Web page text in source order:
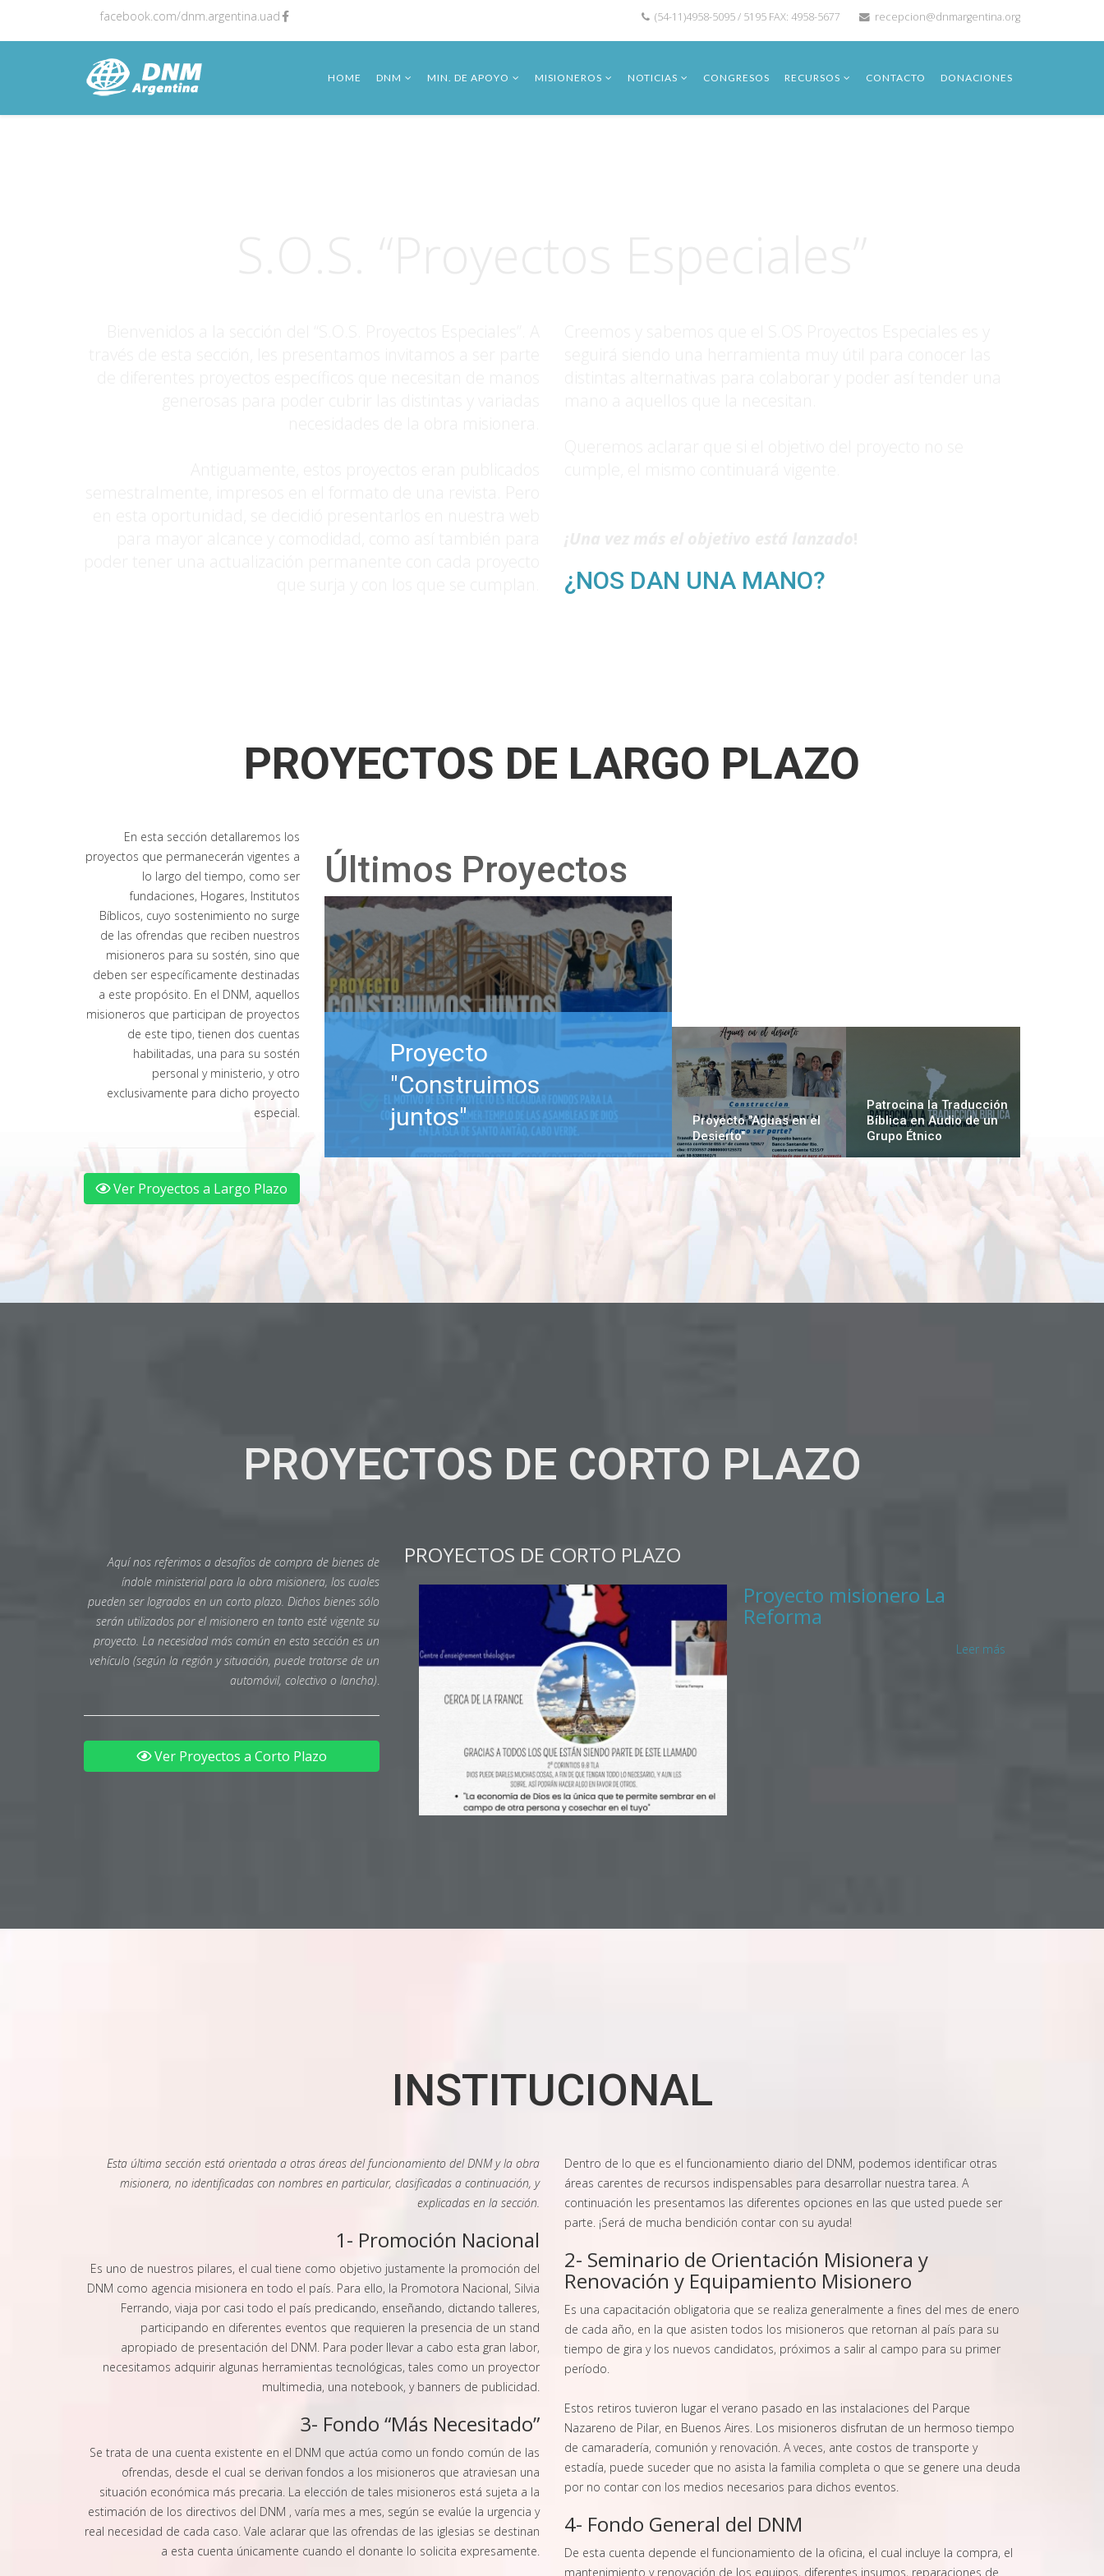
facebook.com/dnm.argentina.uad (54-11)4958-5095 / 5195 FAX: 4958-5677 recepcion@dnmargentina.org
HOME DNM MIN. DE APOYO MISIONEROS NOTICIAS CONGRESOS RECURSOS CONTACTO DONACIONES
¿NOS DAN UNA MANO?
PROYECTOS DE LARGO PLAZO
En esta sección detallaremos los
proyectos que permanecerán vigentes a
lo largo del tiempo, como ser
fundaciones, Hogares, Institutos
Bíblicos, cuyo sostenimiento no surge
de las ofrendas que reciben nuestros
misioneros para su sostén, sino que
deben ser específicamente destinadas
a este propósito. En el DNM, aquellos
misioneros que participan de proyectos
de este tipo, tienen dos cuentas
habilitadas, una para su sostén
personal y ministerio, y otro
exclusivamente para dicho proyecto
especial.
Ver Proyectos a Largo Plazo
Últimos Proyectos
Proyecto
"Construimos
juntos"
Proyecto "Aguas en el
Desierto"
Patrocina la Traducción
Bíblica en Audio de un
Grupo Étnico
PROYECTOS DE CORTO PLAZO
Aquí nos referimos a desafíos de compra de bienes de
índole ministerial para la obra misionera, los cuales
pueden ser logrados en un corto plazo. Dichos bienes sólo
serán utilizados por el misionero en tanto esté vigente su
proyecto. La necesidad más común en esta sección es un
vehículo (según la región y situación, puede tratarse de un
automóvil, colectivo o lancha).
Ver Proyectos a Corto Plazo
PROYECTOS DE CORTO PLAZO
Proyecto misionero La
Reforma
Leer más
INSTITUCIONAL
Esta última sección está orientada a otras áreas del funcionamiento del DNM y la obra
misionera, no identificadas con nombres en particular, clasificadas a continuación, y
explicadas en la sección.
1- Promoción Nacional
Es uno de nuestros pilares, el cual tiene como objetivo justamente la promoción del
DNM como agencia misionera en todo el país. Para ello, la Promotora Nacional, Silvia
Ferrando, viaja por casi todo el país predicando, enseñando, dictando talleres,
participando en diferentes eventos que requieren la presencia de un stand
apropiado de presentación del DNM. Para poder llevar a cabo esta gran labor,
necesitamos adquirir algunas herramientas tecnológicas, tales como un proyector
multimedia, una notebook, y banners de publicidad.
3- Fondo “Más Necesitado”
Se trata de una cuenta existente en el DNM que actúa como un fondo común de las
ofrendas, desde el cual se derivan fondos a los misioneros que atraviesan una
situación económica más precaria. La elección de tales misioneros está sujeta a la
estimación de los directivos del DNM , varía mes a mes, según se evalúe la urgencia y
real necesidad de cada caso. Vale aclarar que las ofrendas de las iglesias se destinan
a esta cuenta únicamente cuando el donante lo solicita expresamente.
Dentro de lo que es el funcionamiento diario del DNM, podemos identificar otras
áreas carentes de recursos indispensables para desarrollar nuestra tarea. A
continuación les presentamos las diferentes opciones en las que usted puede ser
parte. ¡Será de mucha bendición contar con su ayuda!
2- Seminario de Orientación Misionera y
Renovación y Equipamiento Misionero
Es una capacitación obligatoria que se realiza generalmente a fines del mes de enero
de cada año, en la que asisten todos los misioneros que retornan al país para su
tiempo de gira y los nuevos candidatos, próximos a salir al campo para su primer
período.
Estos retiros tuvieron lugar el verano pasado en las instalaciones del Parque
Nazareno de Pilar, en Buenos Aires. Los misioneros disfrutan de un hermoso tiempo
de camaradería, comunión y renovación. A veces, ante costos de transporte y
estadía, puede suceder que no asista la familia completa o que se genere una deuda
por no contar con los medios necesarios para dichos eventos.
4- Fondo General del DNM
De esta cuenta depende el funcionamiento de la oficina, el cual incluye la compra, el
mantenimiento y renovación de los equipos, diferentes insumos, reparaciones de